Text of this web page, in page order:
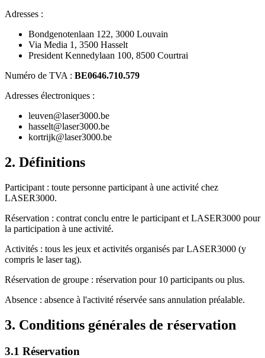
Adresses :
Bondgenotenlaan 122, 3000 Louvain
Via Media 1, 3500 Hasselt
President Kennedylaan 100, 8500 Courtrai
Numéro de TVA : BE0646.710.579
Adresses électroniques :
leuven@laser3000.be
hasselt@laser3000.be
kortrijk@laser3000.be
2. Définitions
Participant : toute personne participant à une activité chez
LASER3000.
Réservation : contrat conclu entre le participant et LASER3000 pour
la participation à une activité.
Activités : tous les jeux et activités organisés par LASER3000 (y
compris le laser tag).
Réservation de groupe : réservation pour 10 participants ou plus.
Absence : absence à l'activité réservée sans annulation préalable.
3. Conditions générales de réservation
3.1 Réservation